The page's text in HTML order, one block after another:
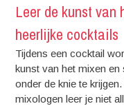
Leer de kunst van
heerlijke cocktails
Tijdens een cocktail
kunst van het mixen en
onder de knie te
mixologen leer je niet